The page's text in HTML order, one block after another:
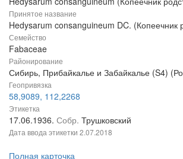
Принятое название
Hedysarum consanguineum DC. (Копеечник
Семейство
Fabaceae
Районирование
Сибирь, Прибайкалье и Забайкалье (S4)
Геопривязка
58,9089, 112,2268
Этикетка
17.06.1936. Собр. Трушковский
Дата ввода этикетки 2.07.2018
Полная карточка